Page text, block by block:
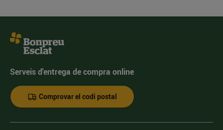
Serveis d'entrega de compra online
Comprovar el codi postal